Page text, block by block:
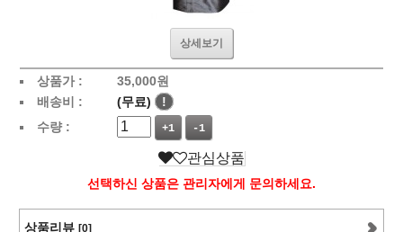
상세보기
상품가 : 35,000원
배송비 :
(무료)
!
수량 :
+1 -1
관심상품
선택하신 상품은 관리자에게 문의하세요.
상품리뷰 [0]